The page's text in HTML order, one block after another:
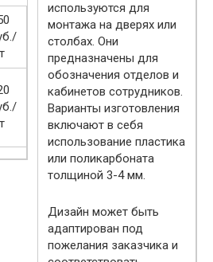
используются для
монтажа на дверях или
столбах. Они
предназначены для
обозначения отделов и
кабинетов сотрудников.
Варианты изготовления
включают в себя
использование пластика
или поликарбоната
толщиной 3-4 мм.
Дизайн может быть
адаптирован под
пожелания заказчика и